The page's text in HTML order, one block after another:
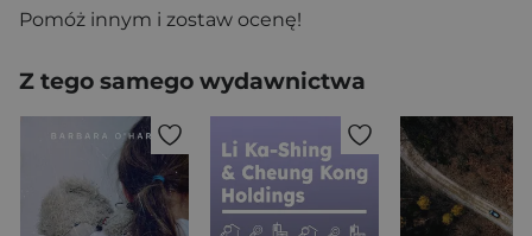
Pomóż innym i zostaw ocenę!
Z tego samego wydawnictwa